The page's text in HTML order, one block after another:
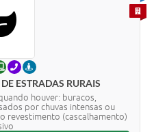
ONLINETELEFONEPRESENCIAL
ESTRADAS RURAIS
houver: buracos,
por chuvas intensas ou
revestimento (cascalhamento)
PARA